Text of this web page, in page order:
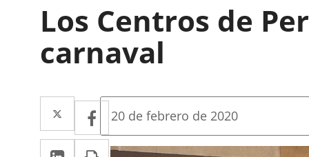
Los Centros de
carnaval
Twitter
Enlace
a
Facebook
Enlace
a
LinkedIn
EnlaceImprimir
Fecha
la
noticia
20 de febrero de 2020